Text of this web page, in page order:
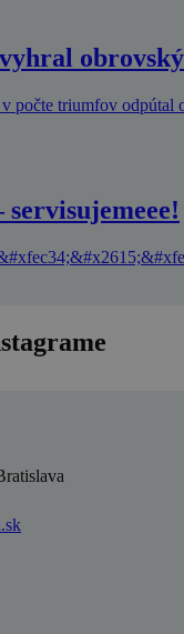
obrovský
počte triumfov
servisujemeee!